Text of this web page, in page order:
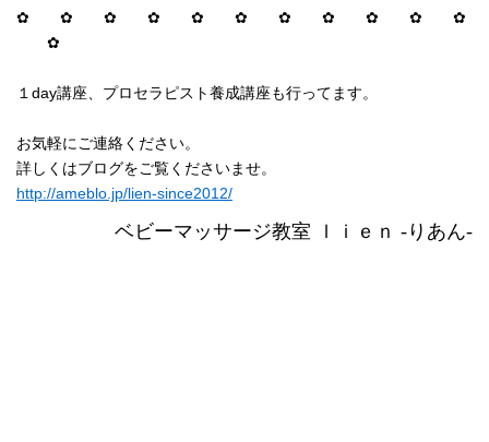
✿ ✿ ✿ ✿ ✿ ✿ ✿ ✿ ✿ ✿ ✿
✿
１day講座、プロセラピスト養成講座も行ってます。
お気軽にご連絡ください。
詳しくはブログをご覧くださいませ。
http://ameblo.jp/lien-since2012/
ベビーマッサージ教室 ｌｉｅｎ -りあん-